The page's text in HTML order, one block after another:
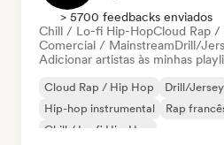
> 5700 feedbacks enviados
Chill / Lo-fi Hip-HopCloud Rap /
Comercial / MainstreamDrill/
Adicionar artistas às minhas
Cloud Rap / Hip Hop Drill/Jersey
Hip-hop instrumental
Rap
Chill / Lo-fi Hip-Hop